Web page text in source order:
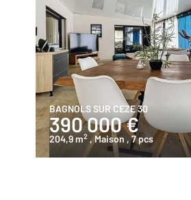
BAGNOLS SUR CEZE 30
390 000 €
204,9 m2 , Maison , 7 pcs